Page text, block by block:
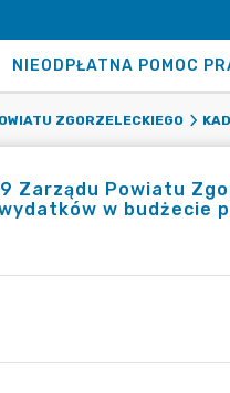
NIEODPŁATNA POMOC
ZGORZELECKIEGO
Zarządu Powiatu
w budżecie